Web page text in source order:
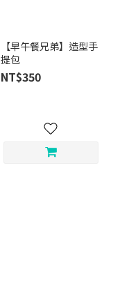
【早午餐兄弟】造型手
提包
NT$350